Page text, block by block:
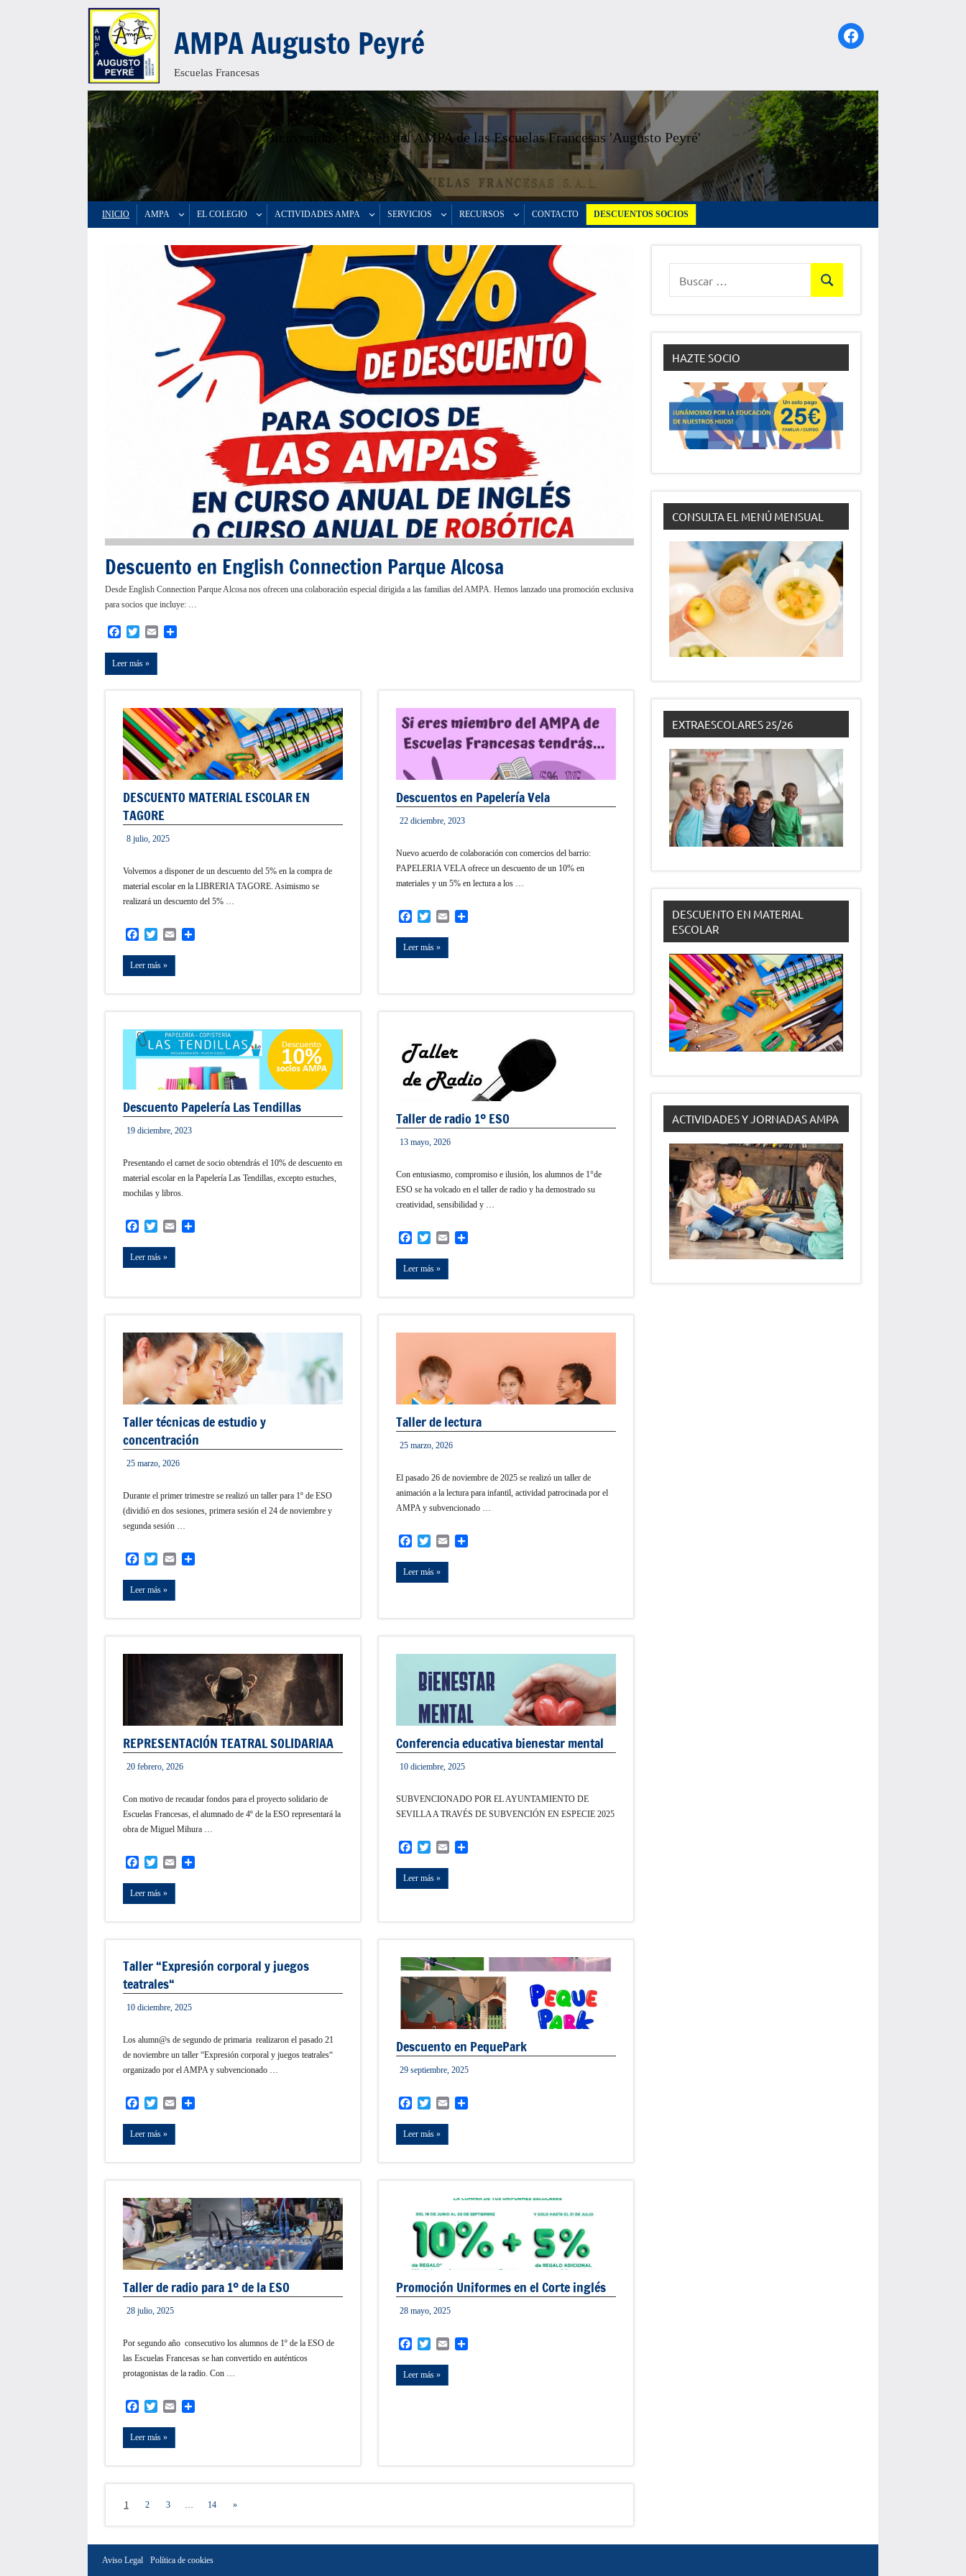
Saltar
al
contenido
AMPA Augusto Peyré
Escuelas Francesas
Facebook
Bienvenidos a la web del AMPA de las Escuelas Francesas 'Augusto Peyré'
INICIO AMPA EL COLEGIO ACTIVIDADES AMPA SERVICIOS RECURSOS CONTACTO DESCUENTOS SOCIOS
Descuento en English Connection Parque Alcosa
Desde English Connection Parque Alcosa nos ofrecen una colaboración especial dirigida a las familias del AMPA. Hemos lanzado una promoción exclusiva
para socios que incluye: …
FacebookTwitterEmail
Leer más
DESCUENTO MATERIAL ESCOLAR EN
TAGORE
8 julio, 2025
informacion
Volvemos a disponer de un descuento del 5% en la compra de
material escolar en la LIBRERIA TAGORE. Asimismo se
realizará un descuento del 5% …
FacebookTwitterEmail
Leer más
Descuentos en Papelería Vela
22 diciembre, 2023
Nuevo acuerdo de colaboración con comercios del barrio:
PAPELERIA VELA ofrece un descuento de un 10% en
materiales y un 5% en lectura a los …
FacebookTwitterEmail
Leer más
Descuento Papelería Las Tendillas
19 diciembre, 2023
Presentando el carnet de socio obtendrás el 10% de descuento en
material escolar en la Papelería Las Tendillas, excepto estuches,
mochilas y libros.
FacebookTwitterEmail
Leer más
Taller de radio 1º ESO
13 mayo, 2026
admin
Con entusiasmo, compromiso e ilusión, los alumnos de 1°de
ESO se ha volcado en el taller de radio y ha demostrado su
creatividad, sensibilidad y …
FacebookTwitterEmail
Leer más
Taller técnicas de estudio y
concentración
25 marzo, 2026
Durante el primer trimestre se realizó un taller para 1º de ESO
(dividió en dos sesiones, primera sesión el 24 de noviembre y
segunda sesión …
FacebookTwitterEmail
Leer más
Taller de lectura
25 marzo, 2026
El pasado 26 de noviembre de 2025 se realizó un taller de
animación a la lectura para infantil, actividad patrocinada por el
AMPA y subvencionado …
FacebookTwitterEmail
Leer más
REPRESENTACIÓN TEATRAL SOLIDARIAA
20 febrero, 2026
Con motivo de recaudar fondos para el proyecto solidario de
Escuelas Francesas, el alumnado de 4º de la ESO representará la
obra de Miguel Mihura …
FacebookTwitterEmail
Leer más
Conferencia educativa bienestar mental
10 diciembre, 2025
SUBVENCIONADO POR EL AYUNTAMIENTO DE
SEVILLA A TRAVÉS DE SUBVENCIÓN EN ESPECIE 2025
FacebookTwitterEmail
Leer más
Taller “Expresión corporal y juegos
teatrales“
10 diciembre, 2025
Los alumn@s de segundo de primaria realizaron el pasado 21
de noviembre un taller “Expresión corporal y juegos teatrales“
organizado por el AMPA y subvencionado …
FacebookTwitterEmail
Leer más
Descuento en PequePark
29 septiembre, 2025
admin
FacebookTwitterEmail
Leer más
Taller de radio para 1º de la ESO
28 julio, 2025
admin
Por segundo año consecutivo los alumnos de 1º de la ESO de
las Escuelas Francesas se han convertido en auténticos
protagonistas de la radio. Con …
FacebookTwitterEmail
Leer más
Promoción Uniformes en el Corte inglés
28 mayo, 2025
admin
FacebookTwitterEmail
Leer más
Navegación
de
entradas
1 2 3 14
Siguientes
»
Buscar
HAZTE SOCIO
CONSULTA EL MENÚ MENSUAL
EXTRAESCOLARES 25/26
DESCUENTO EN MATERIAL
ESCOLAR
ACTIVIDADES Y JORNADAS AMPA
Aviso Legal Política de cookies